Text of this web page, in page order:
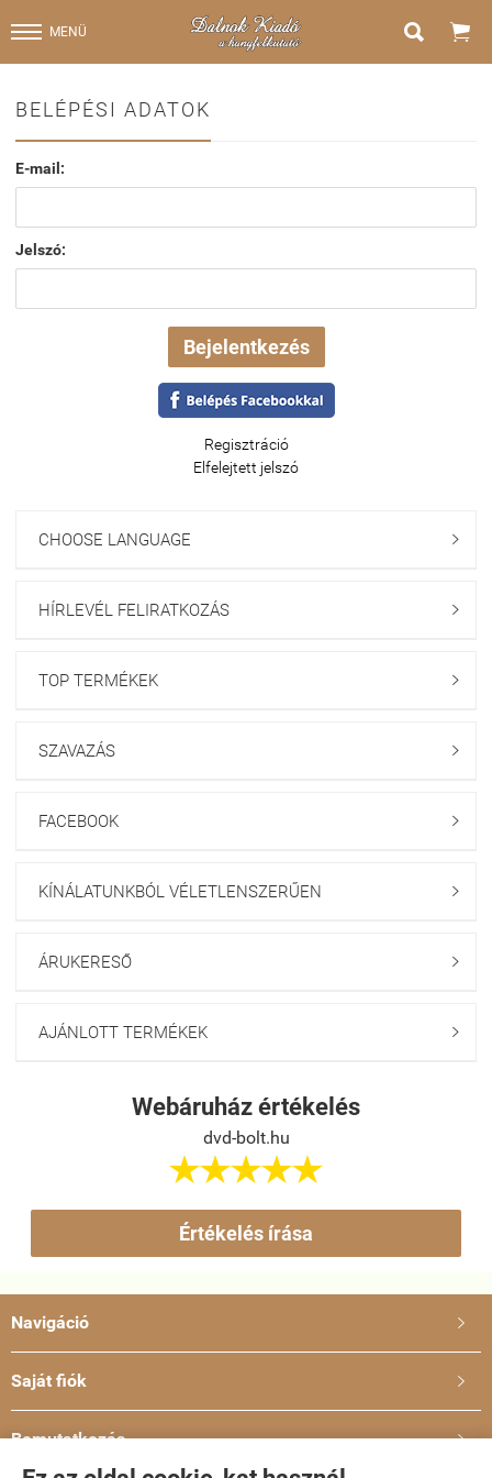
MENÜ  
BELÉPÉSI ADATOK
E-mail:
Jelszó:
Regisztráció
Elfelejtett jelszó
CHOOSE LANGUAGE 
HÍRLEVÉL FELIRATKOZÁS 
TOP TERMÉKEK 
SZAVAZÁS 
FACEBOOK 
KÍNÁLATUNKBÓL VÉLETLENSZERŰEN 
ÁRUKERESŐ 
AJÁNLOTT TERMÉKEK 
Webáruház értékelés
dvd-bolt.hu

Értékelés írása
Navigáció 
Saját fiók 
Bemutatkozás 